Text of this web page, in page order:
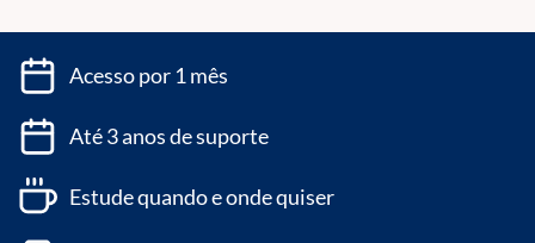
Acesso por 1 mês
Até 3 anos de suporte
Estude quando e onde quiser